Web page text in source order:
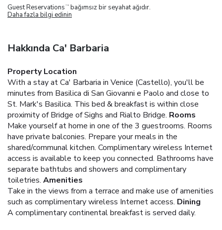
Guest Reservations TM bağımsız bir seyahat ağıdır.
Daha fazla bilgi edinin
Hakkında Ca' Barbaria
Property Location
With a stay at Ca' Barbaria in Venice (Castello), you'll be
minutes from Basilica di San Giovanni e Paolo and close to
St. Mark's Basilica. This bed & breakfast is within close
proximity of Bridge of Sighs and Rialto Bridge. Rooms
Make yourself at home in one of the 3 guestrooms. Rooms
have private balconies. Prepare your meals in the
shared/communal kitchen. Complimentary wireless Internet
access is available to keep you connected. Bathrooms have
separate bathtubs and showers and complimentary
toiletries. Amenities
Take in the views from a terrace and make use of amenities
such as complimentary wireless Internet access. Dining
A complimentary continental breakfast is served daily.